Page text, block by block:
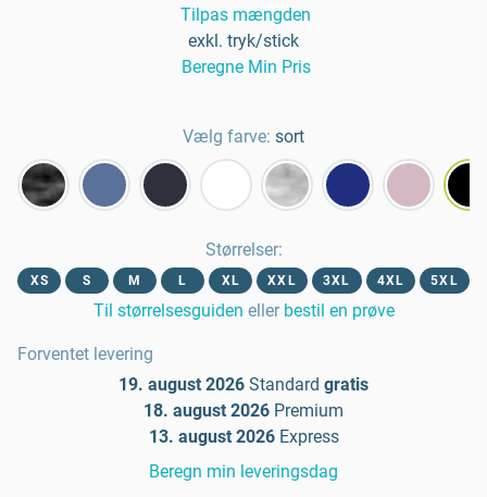
Tilpas mængden
exkl. tryk/stick
Beregne Min Pris
Vælg farve: sort
Størrelser:
XS S M L XL XXL 3XL 4XL 5XL
Til størrelsesguiden eller bestil en prøve
Forventet levering
19. august 2026 Standard gratis
18. august 2026 Premium
13. august 2026 Express
Beregn min leveringsdag